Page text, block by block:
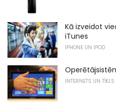
Kā izveidot
iTunes
IPHONE UN IPOD
INTERNETS UN TĪKLS